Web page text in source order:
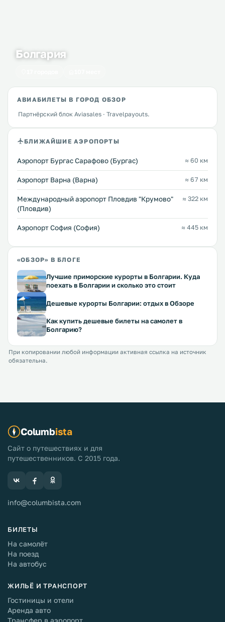
Болгария
АВИАБИЛЕТЫ В ГОРОД ОБЗОР
Партнёрский блок Aviasales · Travelpayouts.
БЛИЖАЙШИЕ АЭРОПОРТЫ
Аэропорт Бургас Сарафово (Бургас) ≈ 60 км
Аэропорт Варна (Варна) ≈ 67 км
Международный аэропорт Пловдив "Крумово"
(Пловдив)
≈ 322 км
Аэропорт София (София) ≈ 445 км
«ОБЗОР» В БЛОГЕ
Лучшие приморские курорты в Болгарии. Куда
поехать в Болгарии и сколько это стоит
Дешевые курорты Болгарии: отдых в Обзоре
Как купить дешевые билеты на самолет в
Болгарию?
При копировании любой информации активная ссылка на источник
обязательна.
Columbista
Сайт о путешествиях и для
путешественников. С 2015 года.
info@columbista.com
БИЛЕТЫ
На самолёт
На поезд
На автобус
ЖИЛЬЁ И ТРАНСПОРТ
Гостиницы и отели
Аренда авто
Трансфер в аэропорт